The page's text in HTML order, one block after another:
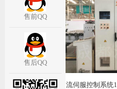
交流伺服控制系统2
售前QQ
售后QQ